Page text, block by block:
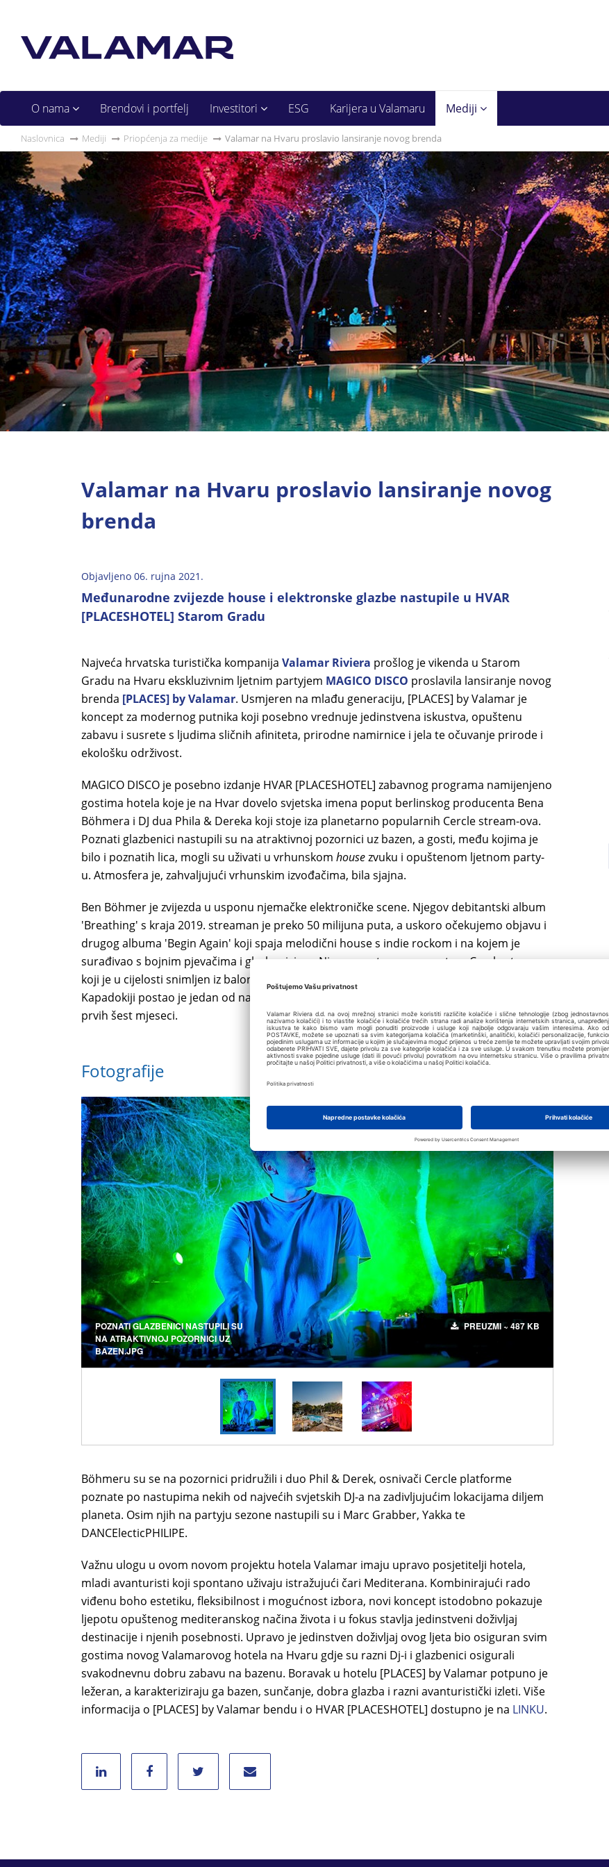
O nama Brendovi i portfelj Investitori ESG Karijera u Valamaru Mediji
Naslovnica Mediji Priopćenja za medije Valamar na Hvaru proslavio lansiranje novog brenda
Valamar na Hvaru proslavio lansiranje novog
brenda
Objavljeno 06. rujna 2021.
Međunarodne zvijezde house i elektronske glazbe nastupile u HVAR
[PLACESHOTEL] Starom Gradu
Najveća hrvatska turistička kompanija Valamar Riviera prošlog je vikenda u Starom
Gradu na Hvaru ekskluzivnim ljetnim partyjem MAGICO DISCO proslavila lansiranje novog
brenda [PLACES] by Valamar. Usmjeren na mlađu generaciju, [PLACES] by Valamar je
koncept za modernog putnika koji posebno vrednuje jedinstvena iskustva, opuštenu
zabavu i susrete s ljudima sličnih afiniteta, prirodne namirnice i jela te očuvanje prirode i
ekološku održivost.
MAGICO DISCO je posebno izdanje HVAR [PLACESHOTEL] zabavnog programa namijenjeno
gostima hotela koje je na Hvar dovelo svjetska imena poput berlinskog producenta Bena
Böhmera i DJ dua Phila & Dereka koji stoje iza planetarno popularnih Cercle stream-ova.
Poznati glazbenici nastupili su na atraktivnoj pozornici uz bazen, a gosti, među kojima je
bilo i poznatih lica, mogli su uživati u vrhunskom housezvuku i opuštenom ljetnom party-
u. Atmosfera je, zahvaljujući vrhunskim izvođačima, bila sjajna.
Ben Böhmer je zvijezda u usponu njemačke elektroničke scene. Njegov debitantski album
'Breathing' s kraja 2019. streaman je preko 50 milijuna puta, a uskoro očekujemo objavu i
drugog albuma 'Begin Again' koji spaja melodični house s indie rockom i na kojem je
surađivao s bojnim pjevačima i glazbenicima. Njegov nastup na poznatom Cercle
streamu
koji je u cijelosti snimljen iz balona na vrući zrak iznad doline balona u turskoj regiji
Kapadokiji postao je jedan od najuspješnijih
prvih šest mjeseci.
Fotografije POVEĆAJ PRIKAZ
POZNATI GLAZBENICI NASTUPILI SU
NA ATRAKTIVNOJ POZORNICI UZ
BAZEN.JPG
PREUZMI ~ 487 KB
Böhmeru su se na pozornici pridružili i duo Phil & Derek, osnivači Cercle platforme
poznate po nastupima nekih od najvećih svjetskih DJ-a na zadivljujućim lokacijama diljem
planeta. Osim njih na partyju sezone nastupili su i Marc Grabber, Yakka te
DANCElecticPHILIPE.
Važnu ulogu u ovom novom projektu hotela Valamar imaju upravo posjetitelji hotela,
mladi avanturisti koji spontano uživaju istražujući čari Mediterana. Kombinirajući rado
viđenu boho estetiku, fleksibilnost i mogućnost izbora, novi koncept istodobno pokazuje
ljepotu opuštenog mediteranskog načina života i u fokus stavlja jedinstveni doživljaj
destinacije i njenih posebnosti. Upravo je jedinstven doživljaj ovog ljeta bio osiguran svim
gostima novog Valamarovog hotela na Hvaru gdje su razni Dj-i i glazbenici osigurali
svakodnevnu dobru zabavu na bazenu. Boravak u hotelu [PLACES] by Valamar potpuno je
ležeran, a karakteriziraju ga bazen, sunčanje, dobra glazba i razni avanturistički izleti. Više
informacija o [PLACES] by Valamar bendu i o HVAR [PLACESHOTEL] dostupno je na LINKU.